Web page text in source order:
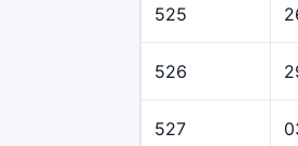
525
526
527